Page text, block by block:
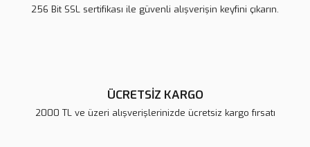
256 Bit SSL sertifikası ile güvenli alışverişin keyfini çıkarın.
ÜCRETSİZ KARGO
2000 TL ve üzeri alışverişlerinizde ücretsiz kargo fırsatı